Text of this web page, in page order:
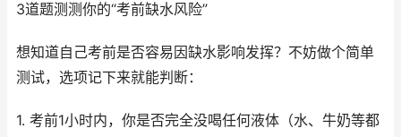
3道题测测你的“考前缺水风险”
想知道自己考前是否容易因缺水影响发挥？不妨做个简单
测试，选项记下来就能判断：
1. 考前1小时内，你是否完全没喝任何液体（水、牛奶等都